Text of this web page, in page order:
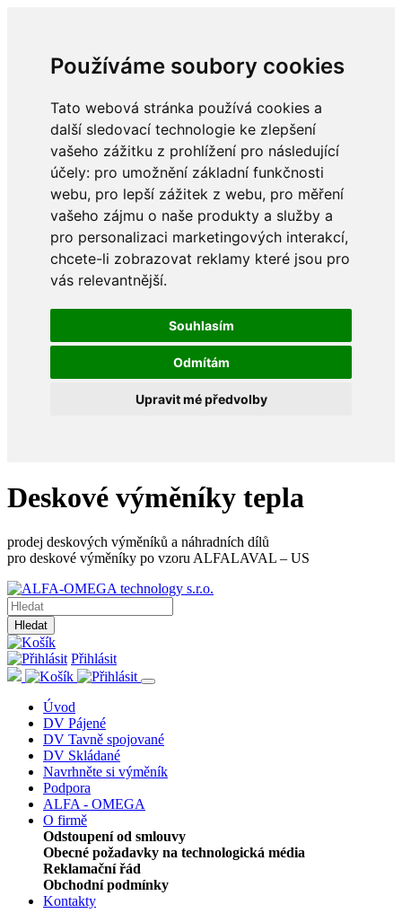
Používáme soubory cookies
Tato webová stránka používá cookies a
další sledovací technologie ke zlepšení
vašeho zážitku z prohlížení pro následující
účely: pro umožnění základní funkčnosti
webu, pro lepší zážitek z webu, pro měření
vašeho zájmu o naše produkty a služby a
pro personalizaci marketingových interakcí,
chcete-li zobrazovat reklamy které jsou pro
vás relevantnější.
Souhlasím
Odmítám
Upravit mé předvolby
Deskové výměníky tepla
prodej deskových výměníků a náhradních dílů
pro deskové výměníky po vzoru ALFALAVAL – US
Hledat
Přihlásit
Úvod
DV Pájené
DV Tavně spojované
DV Skládané
Navrhněte si výměník
Podpora
ALFA - OMEGA
O firmě
Odstoupení od smlouvy
Obecné požadavky na technologická média
Reklamační řád
Obchodní podmínky
Kontakty